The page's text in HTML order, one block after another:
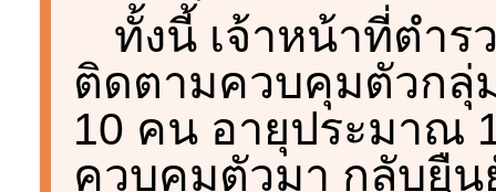
ทั้งนี้ เจ้าหน้าที่ตำ
ติดตามควบคุมตัวกลุ่
10 คน อายุประมาณ
ควบคุมตัวมา กลับยืน